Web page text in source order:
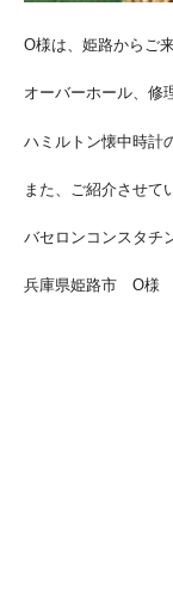
O様は、姫路からご
オーバーホール、修
ハミルトン懐中時計
また、ご紹介させて
バセロンコンスタ
兵庫県姫路市 O様